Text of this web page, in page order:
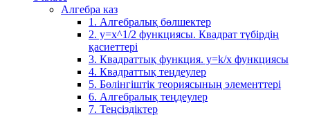
Алгебра каз
1. Алгебралық бөлшектер
2. у=х^1/2 функциясы. Квадрат түбірдің
қасиеттері
3. Квадраттық функция. у=k/x функциясы
4. Квадраттық теңдеулер
5. Бөлінгіштік теориясының элементтері
6. Алгебралық теңдеулер
7. Теңсіздіктер